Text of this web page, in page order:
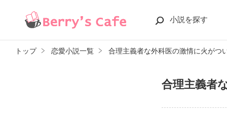
小説を探す
トップ 恋愛小説一覧 合理主義者な外科医の激情に火がつ
合理主義者